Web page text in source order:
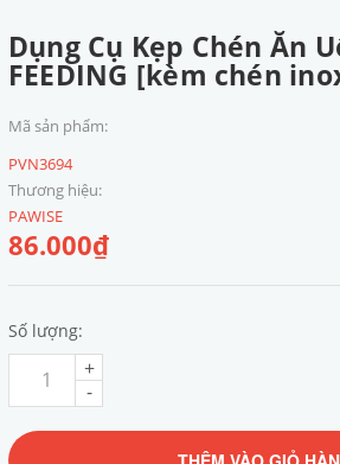
Dụng Cụ Kẹp Chén Ăn
FEEDING [kèm chén
Mã sản phẩm:
PVN3694
Thương hiệu:
PAWISE
86.000₫
Số lượng:
-
+